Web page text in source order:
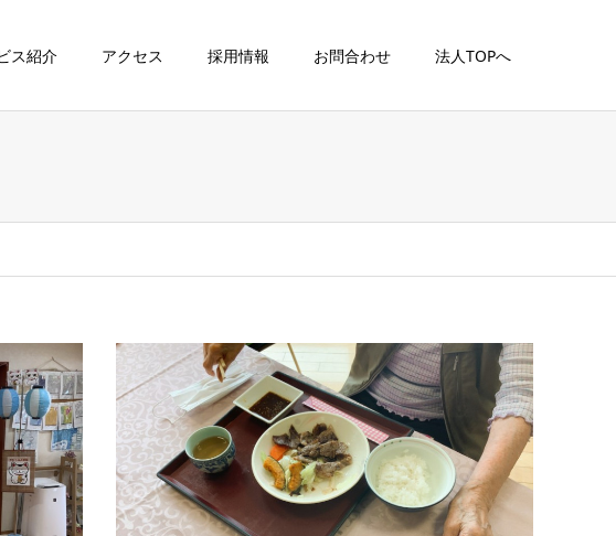
ス紹介 アクセス 採用情報 お問合わせ 法人TOPへ